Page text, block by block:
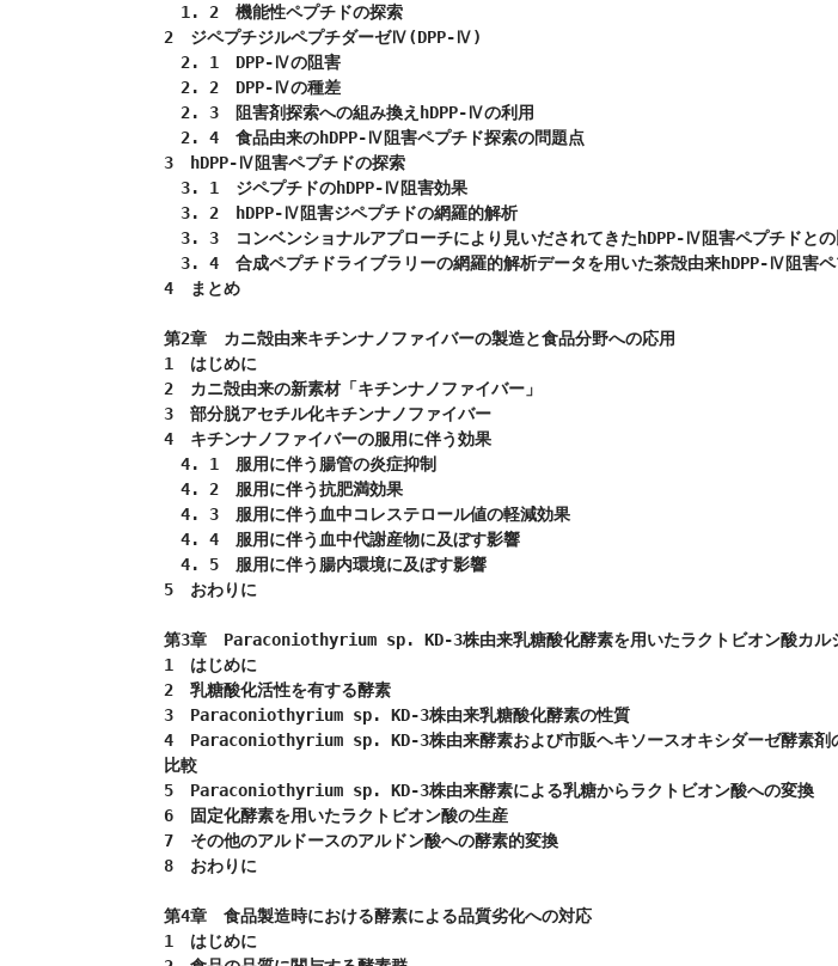
1. 2　機能性ペプチドの探索
2　ジペプチジルペプチダーゼⅣ(DPP-Ⅳ)
2. 1　DPP-Ⅳの阻害
2. 2　DPP-Ⅳの種差
2. 3　阻害剤探索への組み換えhDPP-Ⅳの利用
2. 4　食品由来のhDPP-Ⅳ阻害ペプチド探索の問題点
3　hDPP-Ⅳ阻害ペプチドの探索
3. 1　ジペプチドのhDPP-Ⅳ阻害効果
3. 2　hDPP-Ⅳ阻害ジペプチドの網羅的解析
3. 3　コンベンショナルアプローチにより見いだされてきたhDPP-Ⅳ阻害ペプチドとの
3. 4　合成ペプチドライブラリーの網羅的解析データを用いた茶殻由来hDPP-Ⅳ阻害ペ
4　まとめ
第2章　カニ殻由来キチンナノファイバーの製造と食品分野への応用
1　はじめに
2　カニ殻由来の新素材「キチンナノファイバー」
3　部分脱アセチル化キチンナノファイバー
4　キチンナノファイバーの服用に伴う効果
4. 1　服用に伴う腸管の炎症抑制
4. 2　服用に伴う抗肥満効果
4. 3　服用に伴う血中コレステロール値の軽減効果
4. 4　服用に伴う血中代謝産物に及ぼす影響
4. 5　服用に伴う腸内環境に及ぼす影響
5　おわりに
第3章　Paraconiothyrium sp. KD-3株由来乳糖酸化酵素を用いたラクトビオン酸カル
1　はじめに
2　乳糖酸化活性を有する酵素
3　Paraconiothyrium sp. KD-3株由来乳糖酸化酵素の性質
4　Paraconiothyrium sp. KD-3株由来酵素および市販ヘキソースオキシダーゼ酵素剤
比較
5　Paraconiothyrium sp. KD-3株由来酵素による乳糖からラクトビオン酸への変換
6　固定化酵素を用いたラクトビオン酸の生産
7　その他のアルドースのアルドン酸への酵素的変換
8　おわりに
第4章　食品製造時における酵素による品質劣化への対応
1　はじめに